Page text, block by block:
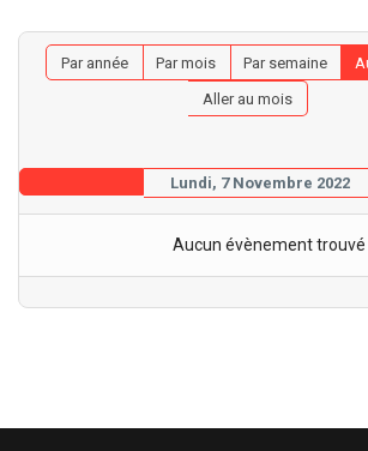
Par année Par mois Par semaine
Aller au mois
Lundi, 7 Novembre 2022
Aucun évènement trouvé